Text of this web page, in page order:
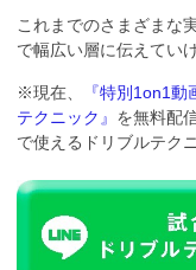
これまでのさまざまな
で幅広い層に伝えてい
※現在、
『特別1on1
テクニック』 を無料配
で使えるドリブルテク